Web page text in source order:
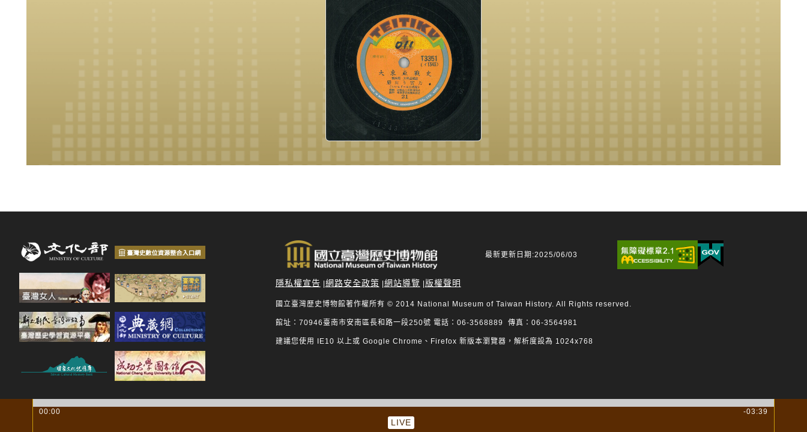
最新更新日期:2025/06/03
隱私權宣告 網路安全政策 網站導覽 版權聲明
國立臺灣歷史博物館著作權所有 © 2014 National Museum of Taiwan History. All Rights reserved.
館址：70946臺南市安南區長和路一段250號 電話：06-3568889 傳真：06-3564981
建議您使用 IE10 以上或 Google Chrome、Firefox 新版本瀏覽器，解析度設為 1024x768
00:00 -03:39
LIVE